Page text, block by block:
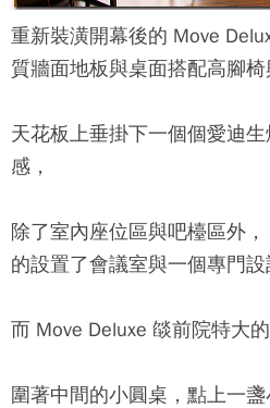
重新裝潢開幕後的 Move
質牆面地板與桌面搭配高腳椅
天花板上垂掛下一個個愛迪
感，
除了室內座位區與吧檯區外，
的設置了會議室與一個專門設
而 Move Deluxe 燄前院特大
圍著中間的小圓桌，點上一